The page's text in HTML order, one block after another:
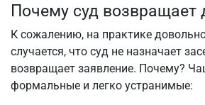
Почему суд возвращает
К сожалению, на практике
случается, что суд не назначает
возвращает заявление. Почему?
формальные и легко устранимые: